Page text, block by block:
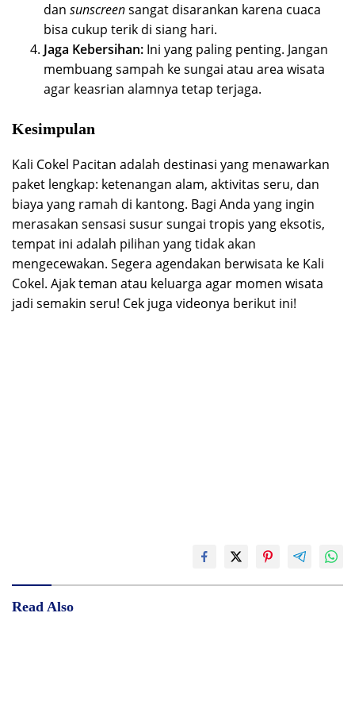
dan sunscreensangat disarankan karena cuaca
bisa cukup terik di siang hari.
Jaga Kebersihan: Ini yang paling penting. Jangan
membuang sampah ke sungai atau area wisata
agar keasrian alamnya tetap terjaga.
Kesimpulan
Kali Cokel Pacitan adalah destinasi yang menawarkan
paket lengkap: ketenangan alam, aktivitas seru, dan
biaya yang ramah di kantong. Bagi Anda yang ingin
merasakan sensasi susur sungai tropis yang eksotis,
tempat ini adalah pilihan yang tidak akan
mengecewakan. Segera agendakan berwisata ke Kali
Cokel. Ajak teman atau keluarga agar momen wisata
jadi semakin seru! Cek juga videonya berikut ini!
Read Also